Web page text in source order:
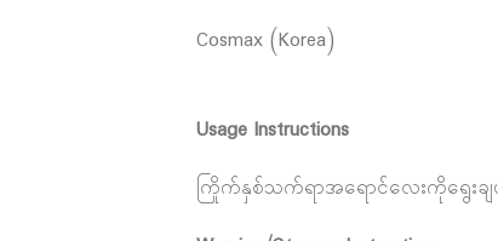
Cosmax (Korea)
Usage Instructions
ကြိုက်နှစ်သက်ရာအရောင်လေးကိုရွေး